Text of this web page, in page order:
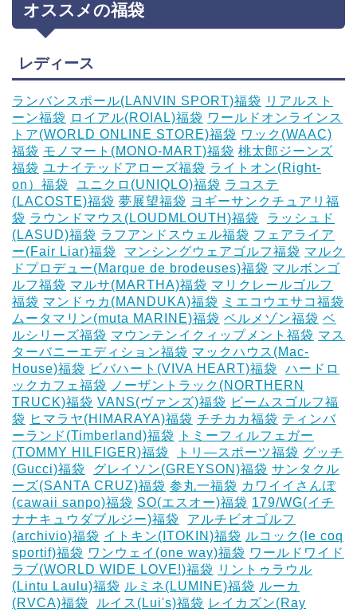
オススメの福袋
レディース
ランバンスポール(LANVIN SPORT)福袋 リアルスト
ーン福袋 ロイアル(ROIAL)福袋 ワールドオンラインス
トア(WORLD ONLINE STORE)福袋 ワック(WAAC)
福袋 モノマート(MONO-MART)福袋 桃太郎ジーンズ
福袋 ユナイテッドアローズ福袋 ライトオン(Right-
on）福袋
ユニクロ(UNIQLO)福袋 ラコステ
(LACOSTE)福袋 夢展望福袋 ヨギーサンクチュアリ福
袋 ラウンドマウス(LOUDMLOUTH)福袋
ラッシュド
(LASUD)福袋 ラフアンドスウェル福袋 フェアライア
ー(Fair Liar)福袋
マンシングウェアゴルフ福袋 マルク
ドプロデュー(Marque de brodeuses)福袋 マルボンゴ
ルフ福袋 マルサ(MARTHA)福袋 マリクレールゴルフ
福袋 マンドゥカ(MANDUKA)福袋
ミエコウエサコ福袋
ムータマリン(muta MARINE)福袋 ベルメゾン福袋 ベ
ルシリーズ福袋 マウンテンイクィップメント福袋 マス
ターバニーエディション福袋 マックハウス(Mac-
House)福袋 ビバハート(VIVA HEART)福袋
ハードロ
ックカフェ福袋 ノーザントラック(NORTHERN
TRUCK)福袋 VANS(ヴァンズ)福袋 ビームスゴルフ福
袋 ヒマラヤ(HIMARAYA)福袋 チチカカ福袋 ティンバ
ーランド(Timberland)福袋
トミーフィルフェガー
(TOMMY HILFIGER)福袋
トリ―スポーツ福袋 グッチ
(Gucci)福袋
グレイソン(GREYSON)福袋 サンタクル
ーズ(SANTA CRUZ)福袋 参丸一福袋 カワイイさんぽ
(cawaii sanpo)福袋 SO(エスオー)福袋 179/WG(イチ
ナナキュウダブルジー)福袋
アルチビオゴルフ
(archivio)福袋 イトキン(ITOKIN)福袋 ルコック(le coq
sportif)福袋 ワンウェイ(one way)福袋 ワールドワイド
ラブ(WORLD WIDE LOVE!)福袋 リントゥラウル
(Lintu Laulu)福袋 ルミネ(LUMINE)福袋 ルーカ
(RVCA)福袋
ルイス(Lui's)福袋 レイカズン(Ray